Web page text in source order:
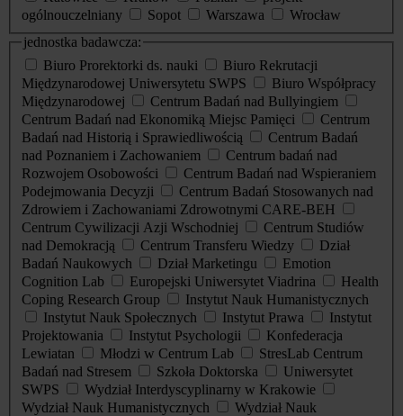
ogólnouczelniany
Sopot Warszawa
Wrocław
jednostka badawcza:
Biuro Prorektorki ds. nauki
Biuro Rekrutacji
Międzynarodowej Uniwersytetu SWPS
Biuro Współpracy
Międzynarodowej
Centrum Badań nad Bullyingiem
Centrum Badań nad Ekonomiką Miejsc Pamięci
Centrum
Badań nad Historią i Sprawiedliwością
Centrum Badań
nad Poznaniem i Zachowaniem
Centrum badań nad
Rozwojem Osobowości
Centrum Badań nad Wspieraniem
Podejmowania Decyzji
Centrum Badań Stosowanych nad
Zdrowiem i Zachowaniami Zdrowotnymi CARE-BEH
Centrum Cywilizacji Azji Wschodniej
Centrum Studiów
nad Demokracją
Centrum Transferu Wiedzy
Dział
Badań Naukowych
Dział Marketingu
Emotion
Cognition Lab
Europejski Uniwersytet Viadrina
Health
Coping Research Group
Instytut Nauk Humanistycznych
Instytut Nauk Społecznych
Instytut Prawa
Instytut
Projektowania
Instytut Psychologii
Konfederacja
Lewiatan
Młodzi w Centrum Lab
StresLab Centrum
Badań nad Stresem
Szkoła Doktorska
Uniwersytet
SWPS
Wydział Interdyscyplinarny w Krakowie
Wydział Nauk Humanistycznych
Wydział Nauk